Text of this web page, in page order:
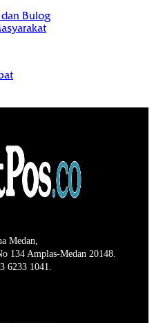
Bulog
Medan,
134 Amplas-Medan 20148.
6233 1041.